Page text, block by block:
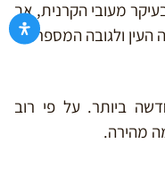
מעובי הקרנית, אך
העין ולגובה המספר.
ביותר. על פי רוב
מהירה.